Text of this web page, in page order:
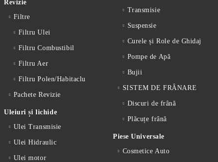
Revizie
Filtre
Filtru Ulei
Filtru Combustibil
Filtru Aer
Filtru Polen/Habitaclu
Pachete Revizie
Uleiuri și lichide
Ulei Transmisie
Ulei Hidraulic
Ulei motor
Transmisie
Suspensie
Curele și Role de Ghidaj
Pompe de Apă
Bujii
SISTEM DE FRÂNARE
Discuri de frână
Plăcuțe frână
Piese Universale
Cosmetice Auto